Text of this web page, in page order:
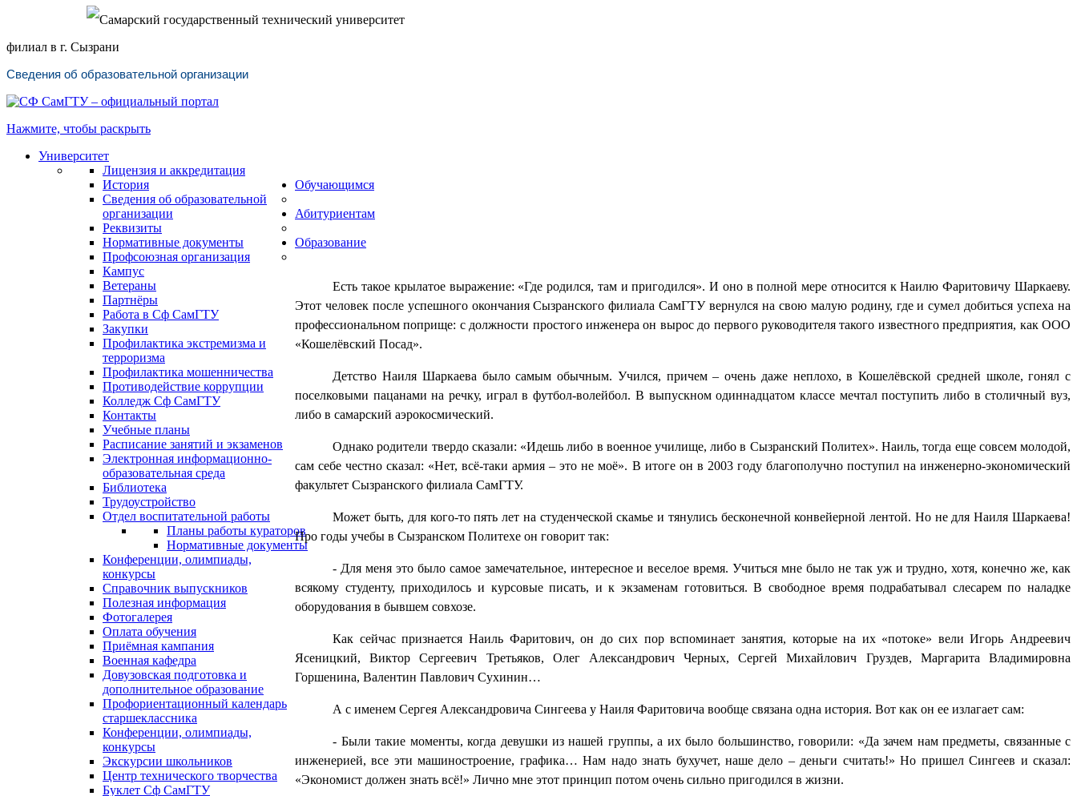
Самарский государственный технический университет
филиал в г. Сызрани
Сведения об образовательной организации
Нажмите, чтобы раскрыть
Университет
Лицензия и аккредитация
История
Сведения об образовательной
организации
Реквизиты
Нормативные документы
Профсоюзная организация
Кампус
Ветераны
Партнёры
Работа в Сф СамГТУ
Закупки
Профилактика экстремизма и
терроризма
Профилактика мошенничества
Противодействие коррупции
Колледж Сф СамГТУ
Контакты
Обучающимся
Учебные планы
Расписание занятий и экзаменов
Электронная информационно-
образовательная среда
Библиотека
Трудоустройство
Отдел воспитательной работы
Планы работы кураторов
Нормативные документы
Конференции, олимпиады,
конкурсы
Справочник выпускников
Полезная информация
Фотогалерея
Оплата обучения
Абитуриентам
Приёмная кампания
Военная кафедра
Довузовская подготовка и
дополнительное образование
Профориентационный календарь
старшеклассника
Конференции, олимпиады,
конкурсы
Экскурсии школьников
Центр технического творчества
Буклет Сф СамГТУ
Образование
Есть такое крылатое выражение: «Где родился, там и пригодился». И оно в полной мере относится к Наилю Фаритовичу Шаркаеву.
Этот человек после успешного окончания Сызранского филиала СамГТУ вернулся на свою малую родину, где и сумел добиться успеха на
профессиональном поприще: с должности простого инженера он вырос до первого руководителя такого известного предприятия, как ООО
«Кошелёвский Посад».
Детство Наиля Шаркаева было самым обычным. Учился, причем – очень даже неплохо, в Кошелёвской средней школе, гонял с
поселковыми пацанами на речку, играл в футбол-волейбол. В выпускном одиннадцатом классе мечтал поступить либо в столичный вуз,
либо в самарский аэрокосмический.
Однако родители твердо сказали: «Идешь либо в военное училище, либо в Сызранский Политех». Наиль, тогда еще совсем молодой,
сам себе честно сказал: «Нет, всё-таки армия – это не моё». В итоге он в 2003 году благополучно поступил на инженерно-экономический
факультет Сызранского филиала СамГТУ.
Может быть, для кого-то пять лет на студенческой скамье и тянулись бесконечной конвейерной лентой. Но не для Наиля Шаркаева!
Про годы учебы в Сызранском Политехе он говорит так:
- Для меня это было самое замечательное, интересное и веселое время. Учиться мне было не так уж и трудно, хотя, конечно же, как
всякому студенту, приходилось и курсовые писать, и к экзаменам готовиться. В свободное время подрабатывал слесарем по наладке
оборудования в бывшем совхозе.
Как сейчас признается Наиль Фаритович, он до сих пор вспоминает занятия, которые на их «потоке» вели Игорь Андреевич
Ясеницкий, Виктор Сергеевич Третьяков, Олег Александрович Черных, Сергей Михайлович Груздев, Маргарита Владимировна
Горшенина, Валентин Павлович Сухинин…
А с именем Сергея Александровича Сингеева у Наиля Фаритовича вообще связана одна история. Вот как он ее излагает сам:
- Были такие моменты, когда девушки из нашей группы, а их было большинство, говорили: «Да зачем нам предметы, связанные с
инженерией, все эти машиностроение, графика… Нам надо знать бухучет, наше дело – деньги считать!» Но пришел Сингеев и сказал:
«Экономист должен знать всё!» Лично мне этот принцип потом очень сильно пригодился в жизни.